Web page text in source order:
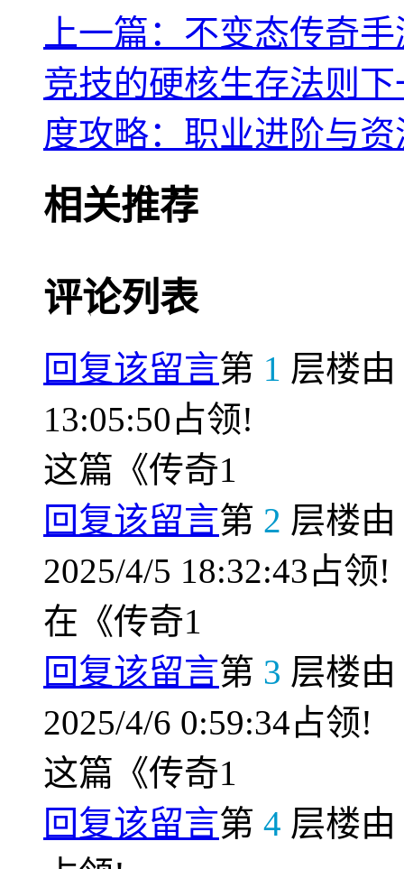
上一篇：不变态传奇
竞技的硬核生存法则 下
度攻略：职业进阶与
相关推荐
评论列表
回复该留言第 1 层楼由
13:05:50占领!
这篇《传奇1
回复该留言第 2 层楼由
2025/4/5 18:32:43占领!
在《传奇1
回复该留言第 3 层楼由
2025/4/6 0:59:34占领!
这篇《传奇1
回复该留言第 4 层楼由